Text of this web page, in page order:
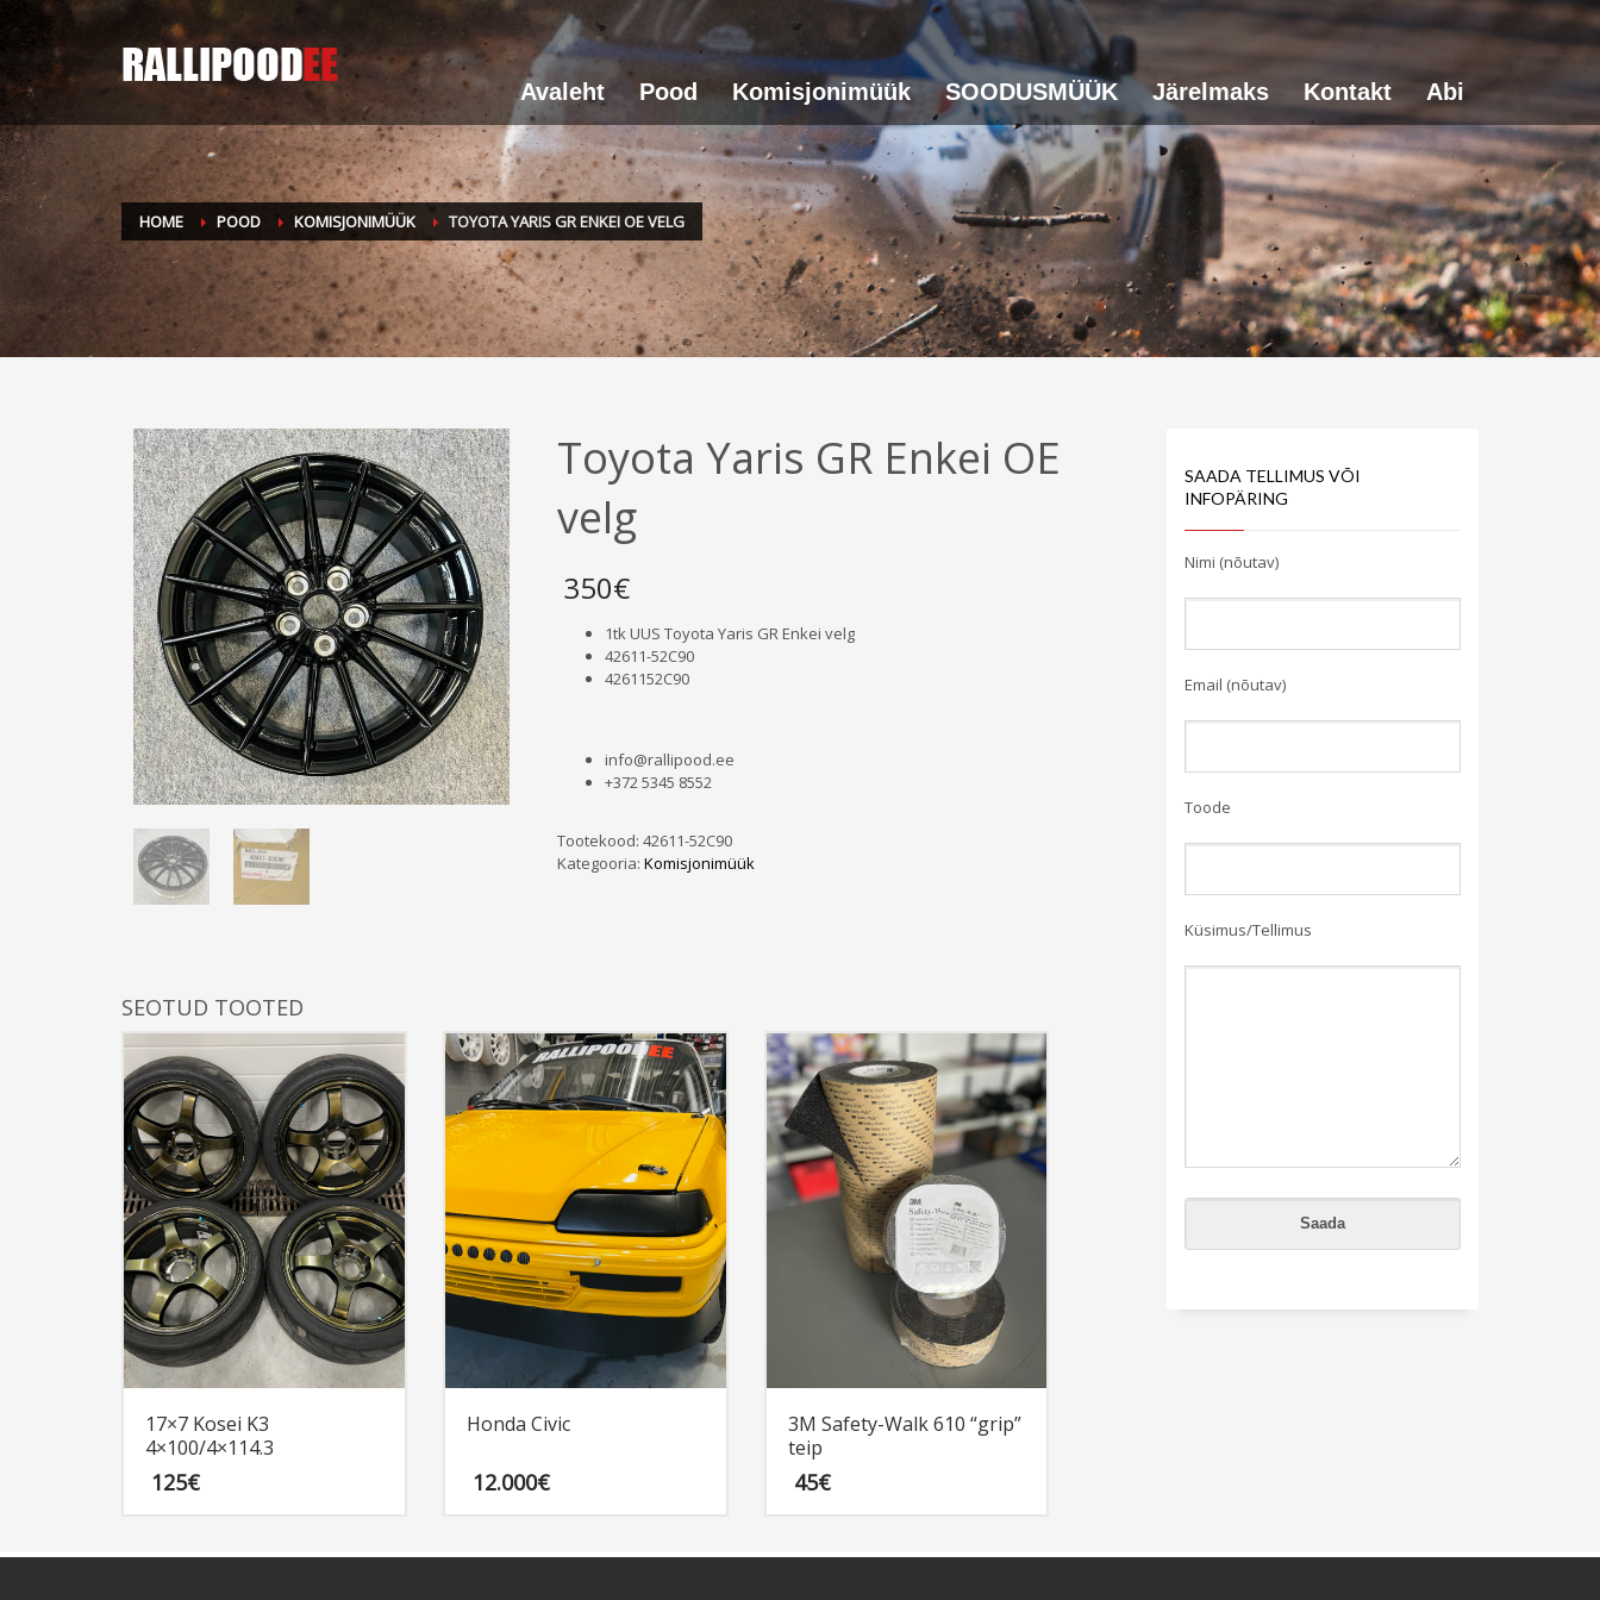
Avaleht Pood Komisjonimüük SOODUSMÜÜK Järelmaks Kontakt Abi
HOME POOD KOMISJONIMÜÜK TOYOTA YARIS GR ENKEI OE VELG
Toyota Yaris GR Enkei OE
velg
350€
1tk UUS Toyota Yaris GR Enkei velg
42611-52C90
4261152C90
info@rallipood.ee
+372 5345 8552
Tootekood: 42611-52C90
Kategooria: Komisjonimüük
SEOTUD TOOTED
17×7 Kosei K3
4×100/4×114.3
125€
Honda Civic
12.000€
3M Safety-Walk 610 “grip”
teip
45€
SAADA TELLIMUS VÕI
INFOPÄRING
Nimi (nõutav)
Email (nõutav)
Toode
Küsimus/Tellimus